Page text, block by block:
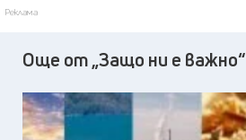
Реклама
Още от „Защо ни е важно“